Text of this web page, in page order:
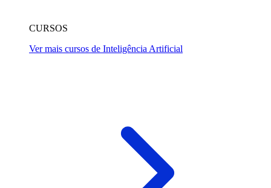
CURSOS
Ver mais cursos de Inteligência Artificial